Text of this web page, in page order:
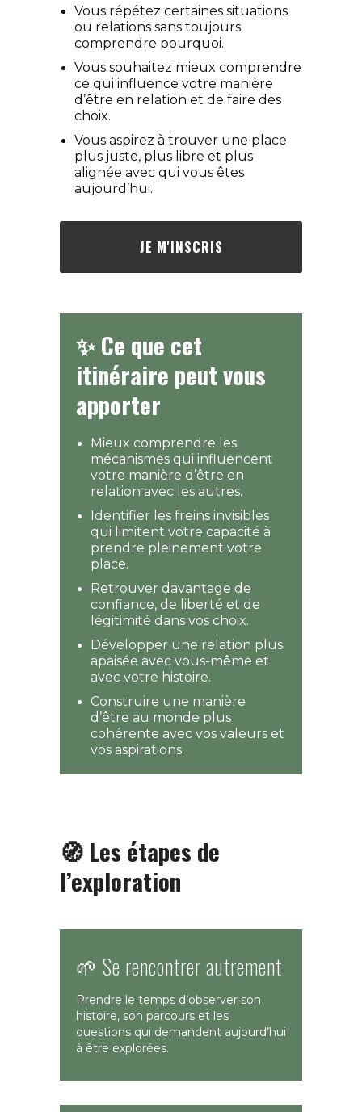
Vous répétez certaines situations
ou relations sans toujours
comprendre pourquoi.
Vous souhaitez mieux comprendre
ce qui influence votre manière
d’être en relation et de faire des
choix.
Vous aspirez à trouver une place
plus juste, plus libre et plus
alignée avec qui vous êtes
aujourd’hui.
JE M'INSCRIS
✨ Ce que cet
itinéraire peut vous
apporter
Mieux comprendre les
mécanismes qui influencent
votre manière d’être en
relation avec les autres.
Identifier les freins invisibles
qui limitent votre capacité à
prendre pleinement votre
place.
Retrouver davantage de
confiance, de liberté et de
légitimité dans vos choix.
Développer une relation plus
apaisée avec vous-même et
avec votre histoire.
Construire une manière
d’être au monde plus
cohérente avec vos valeurs et
vos aspirations.
🧭 Les étapes de
l’exploration
🌱 Se rencontrer autrement
Prendre le temps d’observer son
histoire, son parcours et les
questions qui demandent aujourd’hui
à être explorées.